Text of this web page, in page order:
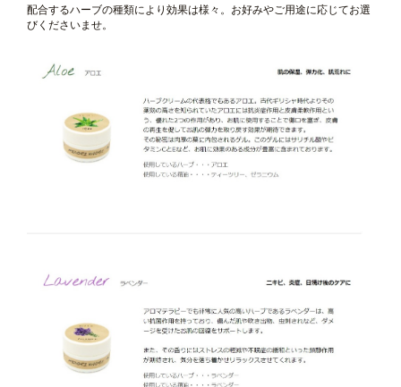
配合するハーブの種類により効果は様々。お好みやご用途に応じてお選
びくださいませ。